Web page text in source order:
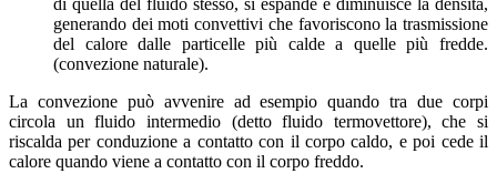
generando dei moti convettivi che favoriscono la trasmissione
del calore dalle particelle più calde a quelle più fredde.
(convezione naturale).
La convezione può avvenire ad esempio quando tra due corpi
circola un fluido intermedio (detto fluido termovettore), che si
riscalda per conduzione a contatto con il corpo caldo, e poi cede il
calore quando viene a contatto con il corpo freddo.